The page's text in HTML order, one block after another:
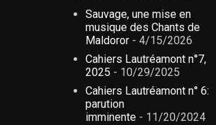
Sauvage, une mise en
musique des Chants de
Maldoror - 4/15/2026
Cahiers Lautréamont n°7,
2025 - 10/29/2025
Cahiers Lautréamont n° 6:
parution
imminente - 11/20/2024